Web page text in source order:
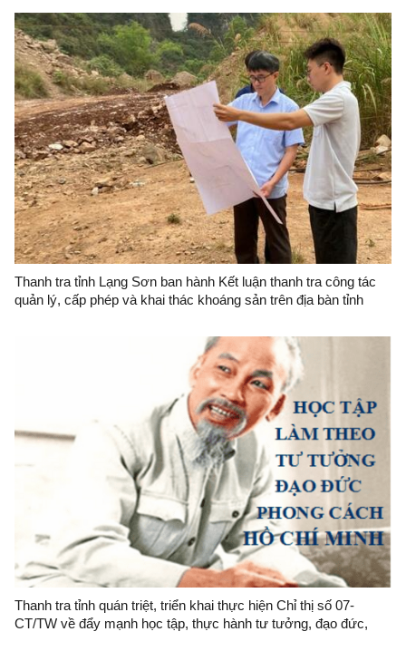
Thanh tra tỉnh Lạng Sơn ban hành Kết luận thanh tra công tác
quản lý, cấp phép và khai thác khoáng sản trên địa bàn tỉnh
Thanh tra tỉnh quán triệt, triển khai thực hiện Chỉ thị số 07-
CT/TW về đẩy mạnh học tập, thực hành tư tưởng, đạo đức,